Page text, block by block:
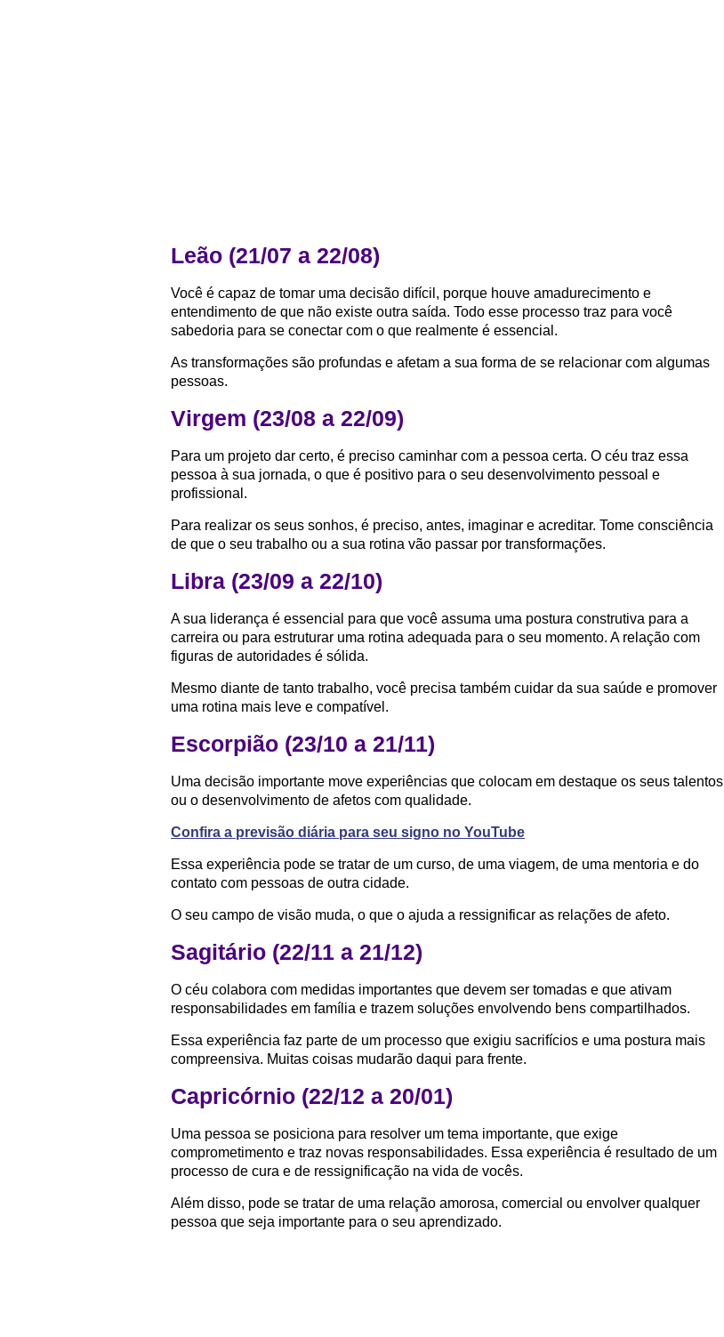
Leão (21/07 a 22/08)
Você é capaz de tomar uma decisão difícil, porque houve amadurecimento e
entendimento de que não existe outra saída. Todo esse processo traz para você
sabedoria para se conectar com o que realmente é essencial.
As transformações são profundas e afetam a sua forma de se relacionar com algumas
pessoas.
Virgem (23/08 a 22/09)
Para um projeto dar certo, é preciso caminhar com a pessoa certa. O céu traz essa
pessoa à sua jornada, o que é positivo para o seu desenvolvimento pessoal e
profissional.
Para realizar os seus sonhos, é preciso, antes, imaginar e acreditar. Tome consciência
de que o seu trabalho ou a sua rotina vão passar por transformações.
Libra (23/09 a 22/10)
A sua liderança é essencial para que você assuma uma postura construtiva para a
carreira ou para estruturar uma rotina adequada para o seu momento. A relação com
figuras de autoridades é sólida.
Mesmo diante de tanto trabalho, você precisa também cuidar da sua saúde e promover
uma rotina mais leve e compatível.
Escorpião (23/10 a 21/11)
Uma decisão importante move experiências que colocam em destaque os seus talentos
ou o desenvolvimento de afetos com qualidade.
Confira a previsão diária para seu signo no YouTube
Essa experiência pode se tratar de um curso, de uma viagem, de uma mentoria e do
contato com pessoas de outra cidade.
O seu campo de visão muda, o que o ajuda a ressignificar as relações de afeto.
Sagitário (22/11 a 21/12)
O céu colabora com medidas importantes que devem ser tomadas e que ativam
responsabilidades em família e trazem soluções envolvendo bens compartilhados.
Essa experiência faz parte de um processo que exigiu sacrifícios e uma postura mais
compreensiva. Muitas coisas mudarão daqui para frente.
Capricórnio (22/12 a 20/01)
Uma pessoa se posiciona para resolver um tema importante, que exige
comprometimento e traz novas responsabilidades. Essa experiência é resultado de um
processo de cura e de ressignificação na vida de vocês.
Além disso, pode se tratar de uma relação amorosa, comercial ou envolver qualquer
pessoa que seja importante para o seu aprendizado.